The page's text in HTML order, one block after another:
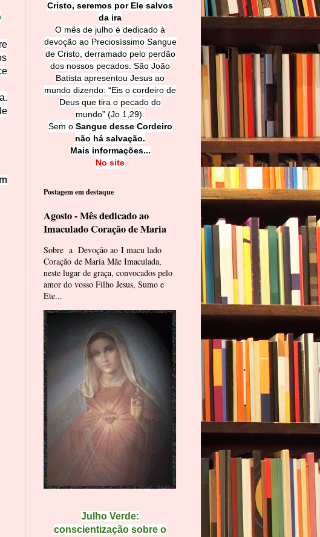
Cristo, seremos por Ele salvos
da ira
O mês de julho é dedicado à
devoção ao Preciosíssimo Sangue
de Cristo, derramado pelo perdão
dos nossos pecados. São João
Batista apresentou Jesus ao
mundo dizendo: “Eis o cordeiro de
Deus que tira o pecado do
mundo” (Jo 1,29).
Sem o Sangue desse Cordeiro
não há salvação.
Mais informações...
No site
Postagem em destaque
Agosto - Mês dedicado ao
Imaculado Coração de Maria
Sobre a Devoção ao I macu lado
Coração de Maria Mãe Imaculada,
neste lugar de graça, convocados pelo
amor do vosso Filho Jesus, Sumo e
Ete...
Julho Verde:
conscientização sobre o